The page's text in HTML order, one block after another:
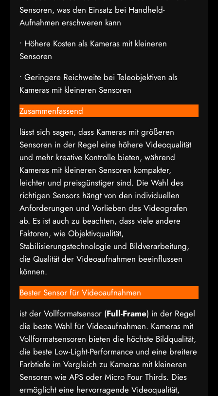
Sensoren, was den Einsatz bei Handheld-
Aufnahmen erschweren kann
• Höhere Kosten als Kameras mit kleineren
Sensoren
• Geringere Reichweite bei Teleobjektiven als
Kameras mit kleineren Sensoren
Zusammenfassend
lässt sich sagen, dass Kameras mit größeren
Sensoren in der Regel eine höhere Videoqualität
und mehr kreative Kontrolle bieten, während
Kameras mit kleineren Sensoren kompakter,
leichter und preisgünstiger sind. Die Wahl des
richtigen Sensors hängt von den individuellen
Anforderungen und Vorlieben des Videografen
ab. Es ist auch zu beachten, dass viele andere
Faktoren, wie Objektivqualität,
Stabilisierungstechnologie und Bildverarbeitung,
die Qualität der Videoaufnahmen beeinflussen
können.
Bester Sensor für Videoaufnahmen
ist der Vollformatsensor (Full-Frame) in der Regel
die beste Wahl für Videoaufnahmen. Kameras mit
Vollformatsensoren bieten die höchste Bildqualität,
die beste Low-Light-Performance und eine breitere
Farbtiefe im Vergleich zu Kameras mit kleineren
Sensoren wie APS oder Micro Four Thirds. Dies
ermöglicht eine hervorragende Videoqualität,